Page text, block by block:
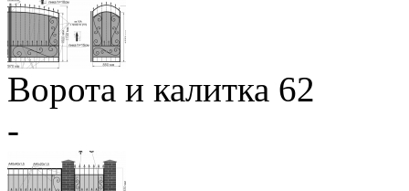
Ворота и калитка 62
-